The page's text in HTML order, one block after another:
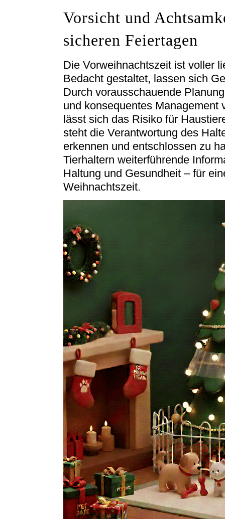
Vorsicht und
sicheren Feiertagen
Die Vorweihnachtszeit ist voller
Bedacht gestaltet, lassen sich
Durch vorausschauende
und konsequentes
lässt sich das Risiko für
steht die Verantwortung des
erkennen und entschlossen zu
Tierhaltern weiterführende
Haltung und Gesundheit – für
Weihnachtszeit.